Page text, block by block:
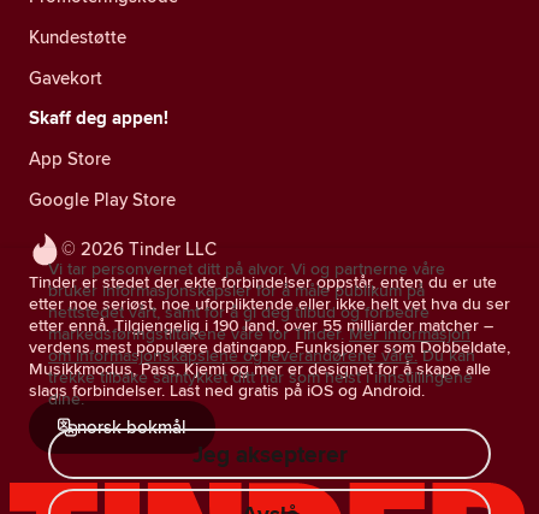
© 2026 Tinder LLC
Tinder er stedet der ekte forbindelser oppstår, enten du er ute
etter noe seriøst, noe uforpliktende eller ikke helt vet hva du ser
etter ennå. Tilgjengelig i 190 land, over 55 milliarder matcher –
verdens mest populære datingapp. Funksjoner som Dobbeldate,
Musikkmodus, Pass, Kjemi og mer er designet for å skape alle
slags forbindelser. Last ned gratis på iOS og Android.
norsk bokmål
Kundestøtte
Gavekort
Skaff deg appen!
App Store
Google Play Store
Vi tar personvernet ditt på alvor. Vi og partnerne våre
bruker informasjonskapsler for å måle publikum på
nettstedet vårt, samt for å gi deg tilbud og forbedre
markedsføringstiltakene våre for Tinder. Mer informasjon
om informasjonskapslene og leverandørene våre. Du kan
trekke tilbake samtykket ditt når som helst i innstillingene
dine.
Jeg aksepterer